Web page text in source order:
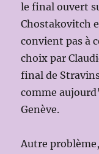
le final ouvert
Chostakovitch
convient pas à
choix par
final de
comme
Genève.
Autre